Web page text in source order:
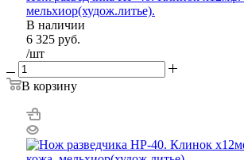
мельхиор(худож.литье).
В наличии
6 325 руб.
/шт
В корзину